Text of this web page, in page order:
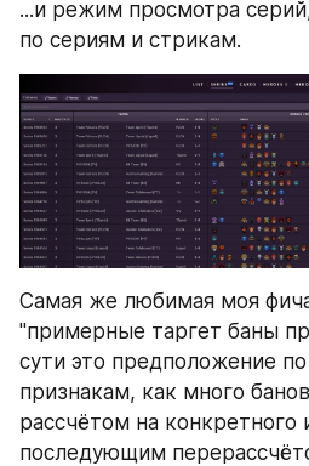
...и режим просмотра
по сериям и стрикам.
Самая же любимая моя
"примерные таргет баны
сути это предположение
признакам, как много
рассчётом на конкретного
последующим